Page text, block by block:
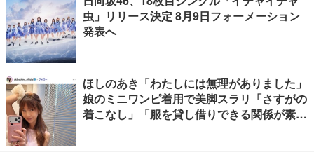
虫」リリース決定 8月9日フォーメーション
発表へ
ほしのあき「わたしには無理がありました」
娘のミニワンピ着用で美脚スラリ「さすがの
着こなし」「服を貸し借りできる関係が素